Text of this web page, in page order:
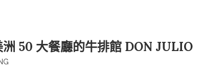
50 大餐廳的牛排館 DON JULIO